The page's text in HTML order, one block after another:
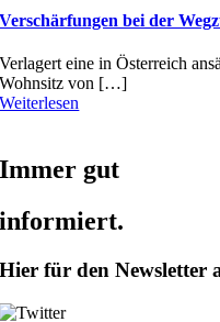
Verschärfungen bei der
Verlagert eine in Österreich
Wohnsitz von […]
Weiterlesen
Immer gut
informiert.
Hier für den Newsletter